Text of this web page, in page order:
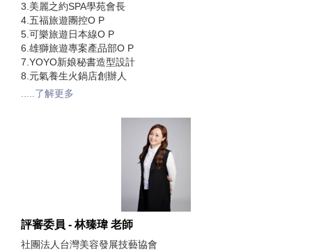
3.美麗之約SPA學苑會長
4.五福旅遊團控O P
5.可樂旅遊日本線O P
6.雄獅旅遊專案產品部O P
7.YOYO新娘秘書造型設計
8.元氣養生火鍋店創辦人
.....了解更多
評審委員 - 林臻瑋 老師
社團法人台灣美容發展技藝協會